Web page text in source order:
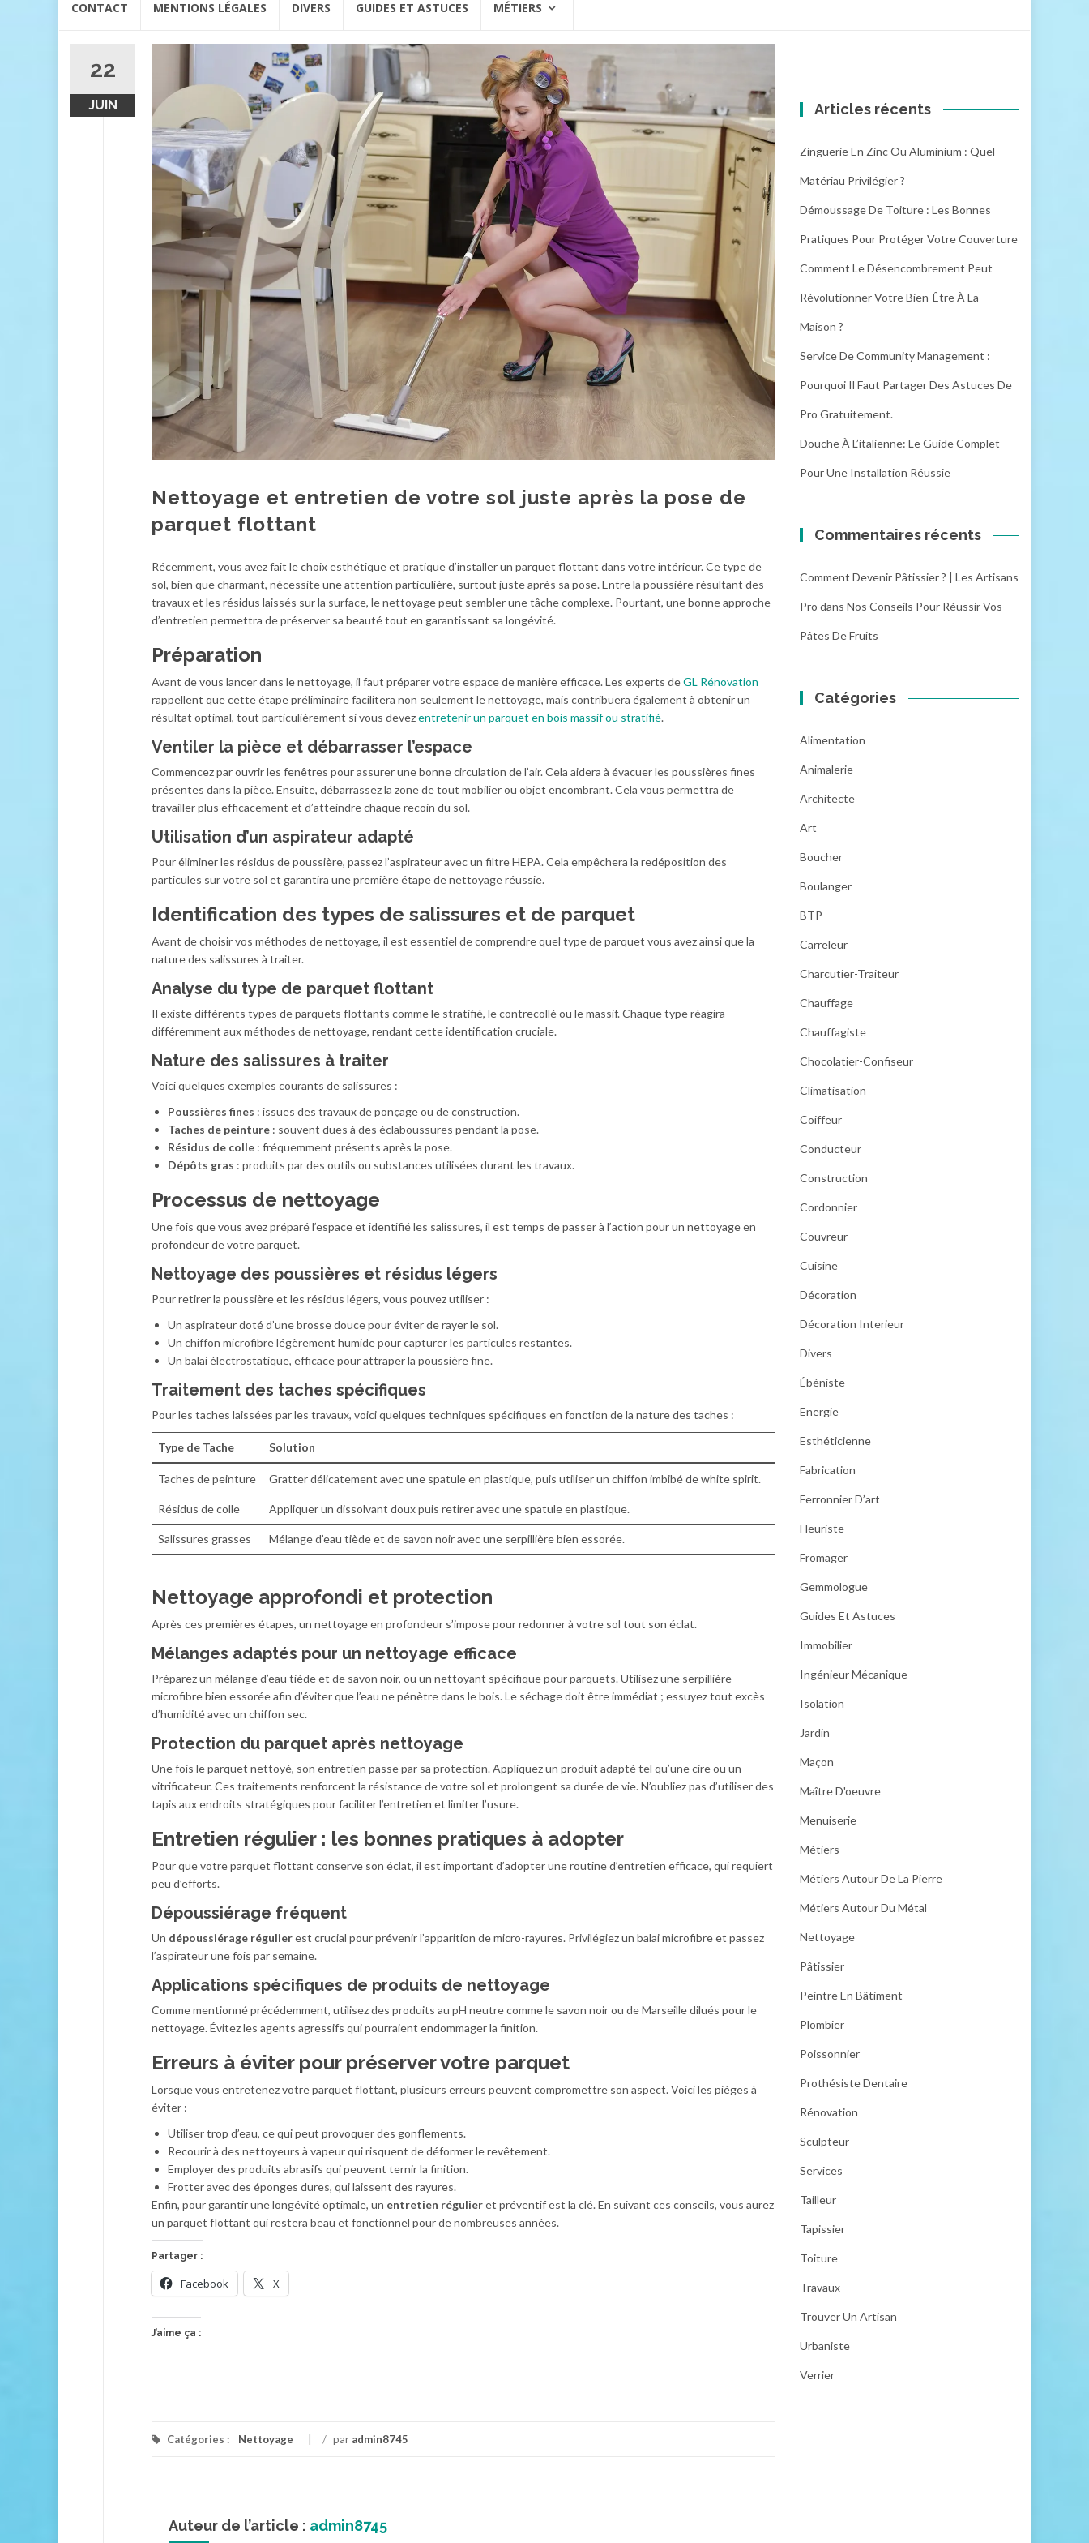
CONTACT MENTIONS LÉGALES DIVERS GUIDES ET ASTUCES MÉTIERS
22
JUIN
Nettoyage et entretien de votre sol juste après la pose de
parquet flottant
Récemment, vous avez fait le choix esthétique et pratique d’installer un parquet flottant dans votre intérieur. Ce type de
sol, bien que charmant, nécessite une attention particulière, surtout juste après sa pose. Entre la poussière résultant des
travaux et les résidus laissés sur la surface, le nettoyage peut sembler une tâche complexe. Pourtant, une bonne approche
d’entretien permettra de préserver sa beauté tout en garantissant sa longévité.
Préparation
Avant de vous lancer dans le nettoyage, il faut préparer votre espace de manière efficace. Les experts deGL Rénovation
rappellent que cette étape préliminaire facilitera non seulement le nettoyage, mais contribuera également à obtenir un
résultat optimal, tout particulièrement si vous devezentretenir un parquet en bois massif ou stratifié.
Ventiler la pièce et débarrasser l’espace
Commencez par ouvrir les fenêtres pour assurer une bonne circulation de l’air. Cela aidera à évacuer les poussières fines
présentes dans la pièce. Ensuite, débarrassez la zone de tout mobilier ou objet encombrant. Cela vous permettra de
travailler plus efficacement et d’atteindre chaque recoin du sol.
Utilisation d’un aspirateur adapté
Pour éliminer les résidus de poussière, passez l’aspirateur avec un filtre HEPA. Cela empêchera la redéposition des
particules sur votre sol et garantira une première étape de nettoyage réussie.
Identification des types de salissures et de parquet
Avant de choisir vos méthodes de nettoyage, il est essentiel de comprendre quel type de parquet vous avez ainsi que la
nature des salissures à traiter.
Analyse du type de parquet flottant
Il existe différents types de parquets flottants comme le stratifié, le contrecollé ou le massif. Chaque type réagira
différemment aux méthodes de nettoyage, rendant cette identification cruciale.
Nature des salissures à traiter
Voici quelques exemples courants de salissures :
Poussières fines : issues des travaux de ponçage ou de construction.
Taches de peinture : souvent dues à des éclaboussures pendant la pose.
Résidus de colle : fréquemment présents après la pose.
Dépôts gras : produits par des outils ou substances utilisées durant les travaux.
Processus de nettoyage
Une fois que vous avez préparé l’espace et identifié les salissures, il est temps de passer à l’action pour un nettoyage en
profondeur de votre parquet.
Nettoyage des poussières et résidus légers
Pour retirer la poussière et les résidus légers, vous pouvez utiliser :
Un aspirateur doté d’une brosse douce pour éviter de rayer le sol.
Un chiffon microfibre légèrement humide pour capturer les particules restantes.
Un balai électrostatique, efficace pour attraper la poussière fine.
Traitement des taches spécifiques
Pour les taches laissées par les travaux, voici quelques techniques spécifiques en fonction de la nature des taches :
Type de Tache Solution
Taches de peinture Gratter délicatement avec une spatule en plastique, puis utiliser un chiffon imbibé de white spirit.
Résidus de colle Appliquer un dissolvant doux puis retirer avec une spatule en plastique.
Salissures grasses Mélange d’eau tiède et de savon noir avec une serpillière bien essorée.
Nettoyage approfondi et protection
Après ces premières étapes, un nettoyage en profondeur s’impose pour redonner à votre sol tout son éclat.
Mélanges adaptés pour un nettoyage efficace
Préparez un mélange d’eau tiède et de savon noir, ou un nettoyant spécifique pour parquets. Utilisez une serpillière
microfibre bien essorée afin d’éviter que l’eau ne pénètre dans le bois. Le séchage doit être immédiat ; essuyez tout excès
d’humidité avec un chiffon sec.
Protection du parquet après nettoyage
Une fois le parquet nettoyé, son entretien passe par sa protection. Appliquez un produit adapté tel qu’une cire ou un
vitrificateur. Ces traitements renforcent la résistance de votre sol et prolongent sa durée de vie. N’oubliez pas d’utiliser des
tapis aux endroits stratégiques pour faciliter l’entretien et limiter l’usure.
Entretien régulier : les bonnes pratiques à adopter
Pour que votre parquet flottant conserve son éclat, il est important d’adopter une routine d’entretien efficace, qui requiert
peu d’efforts.
Dépoussiérage fréquent
Un dépoussiérage régulierest crucial pour prévenir l’apparition de micro-rayures. Privilégiez un balai microfibre et passez
l’aspirateur une fois par semaine.
Applications spécifiques de produits de nettoyage
Comme mentionné précédemment, utilisez des produits au pH neutre comme le savon noir ou de Marseille dilués pour le
nettoyage. Évitez les agents agressifs qui pourraient endommager la finition.
Erreurs à éviter pour préserver votre parquet
Lorsque vous entretenez votre parquet flottant, plusieurs erreurs peuvent compromettre son aspect. Voici les pièges à
éviter :
Utiliser trop d’eau, ce qui peut provoquer des gonflements.
Recourir à des nettoyeurs à vapeur qui risquent de déformer le revêtement.
Employer des produits abrasifs qui peuvent ternir la finition.
Frotter avec des éponges dures, qui laissent des rayures.
Enfin, pour garantir une longévité optimale, un entretien régulieret préventif est la clé. En suivant ces conseils, vous aurez
un parquet flottant qui restera beau et fonctionnel pour de nombreuses années.
Partager :
Facebook X
J’aime ça :
Catégories : Nettoyage / par admin8745
Auteur de l’article : admin8745
Articles récents
Zinguerie En Zinc Ou Aluminium : Quel
Matériau Privilégier ?
Démoussage De Toiture : Les Bonnes
Pratiques Pour Protéger Votre Couverture
Comment Le Désencombrement Peut
Révolutionner Votre Bien-Être À La
Maison ?
Service De Community Management :
Pourquoi Il Faut Partager Des Astuces De
Pro Gratuitement.
Douche À L’italienne: Le Guide Complet
Pour Une Installation Réussie
Commentaires récents
Comment Devenir Pâtissier ? | Les Artisans
Pro dans Nos Conseils Pour Réussir Vos
Pâtes De Fruits
Catégories
Alimentation
Animalerie
Architecte
Art
Boucher
Boulanger
BTP
Carreleur
Charcutier-Traiteur
Chauffage
Chauffagiste
Chocolatier-Confiseur
Climatisation
Coiffeur
Conducteur
Construction
Cordonnier
Couvreur
Cuisine
Décoration
Décoration Interieur
Divers
Ébéniste
Energie
Esthéticienne
Fabrication
Ferronnier D’art
Fleuriste
Fromager
Gemmologue
Guides Et Astuces
Immobilier
Ingénieur Mécanique
Isolation
Jardin
Maçon
Maître D'oeuvre
Menuiserie
Métiers
Métiers Autour De La Pierre
Métiers Autour Du Métal
Nettoyage
Pâtissier
Peintre En Bâtiment
Plombier
Poissonnier
Prothésiste Dentaire
Rénovation
Sculpteur
Services
Tailleur
Tapissier
Toiture
Travaux
Trouver Un Artisan
Urbaniste
Verrier